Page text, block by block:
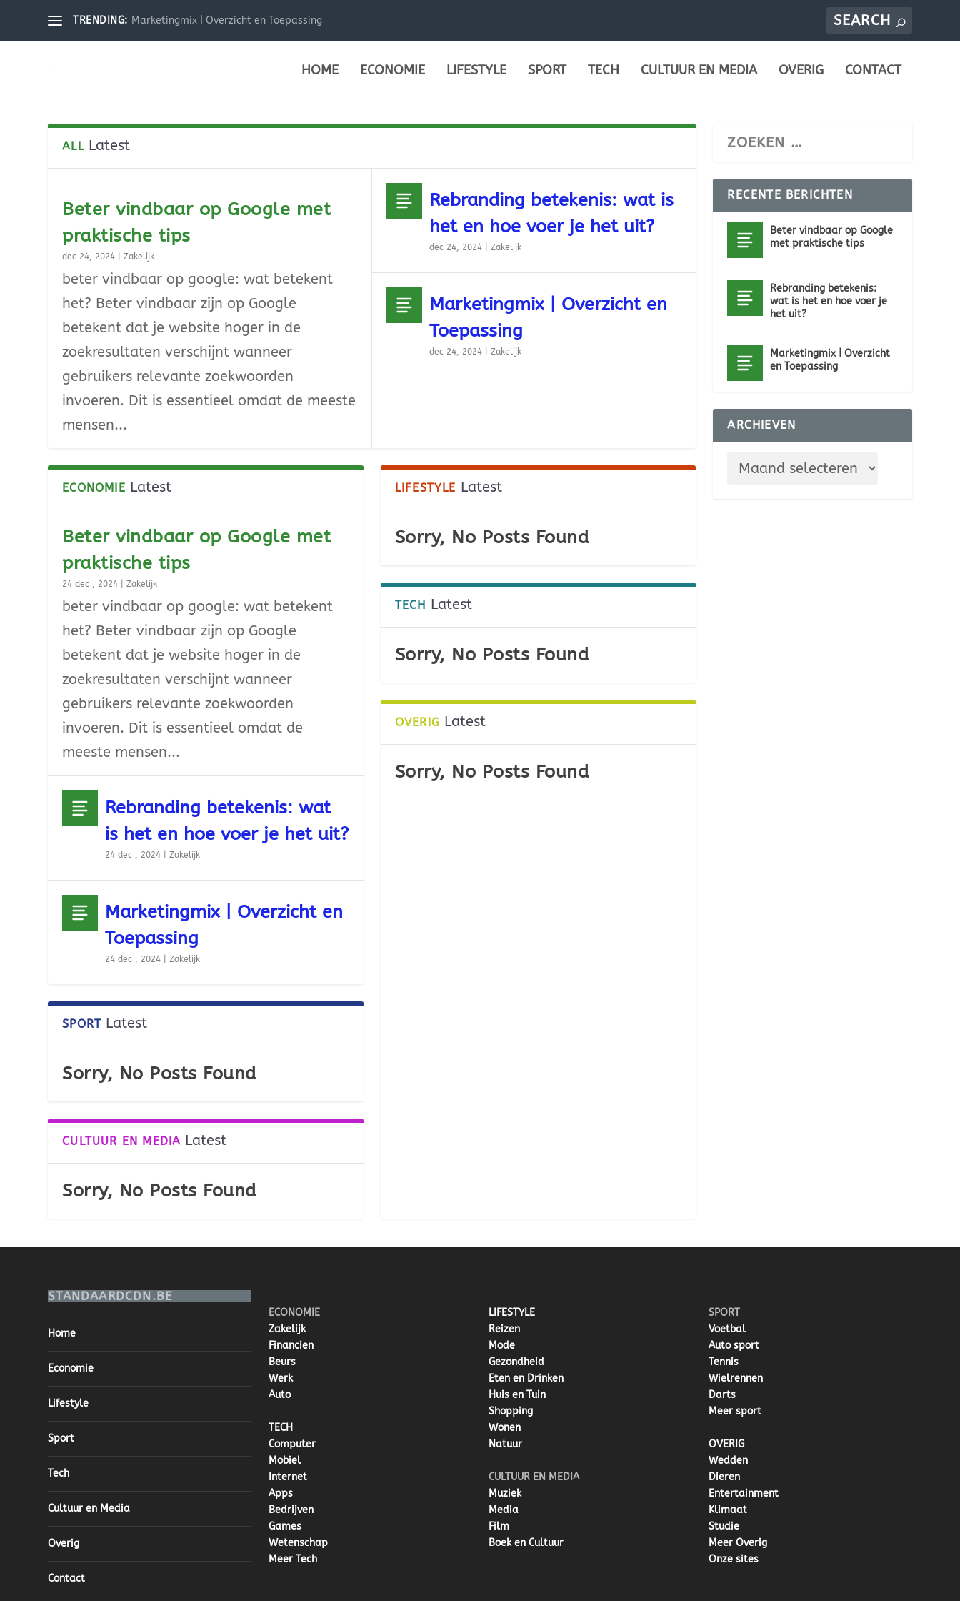
TRENDING: Marketingmix | Overzicht en Toepassing
HOME ECONOMIE LIFESTYLE SPORT TECH CULTUUR EN MEDIA OVERIG CONTACT
ALL Latest
Beter vindbaar op Google met
praktische tips
dec 24, 2024 |Zakelijk
beter vindbaar op google: wat betekent
het? Beter vindbaar zijn op Google
betekent dat je website hoger in de
zoekresultaten verschijnt wanneer
gebruikers relevante zoekwoorden
invoeren. Dit is essentieel omdat de meeste
mensen...
Rebranding betekenis: wat is
het en hoe voer je het uit?
dec 24, 2024| Zakelijk
Marketingmix | Overzicht en
Toepassing
dec 24, 2024| Zakelijk
ECONOMIE Latest
Beter vindbaar op Google met
praktische tips
24 dec , 2024 |Zakelijk
beter vindbaar op google: wat betekent
het? Beter vindbaar zijn op Google
betekent dat je website hoger in de
zoekresultaten verschijnt wanneer
gebruikers relevante zoekwoorden
invoeren. Dit is essentieel omdat de
meeste mensen...
Rebranding betekenis: wat
is het en hoe voer je het uit?
24 dec , 2024 |Zakelijk
Marketingmix | Overzicht en
Toepassing
24 dec , 2024 |Zakelijk
SPORT Latest
Sorry, No Posts Found
CULTUUR EN MEDIA Latest
Sorry, No Posts Found
LIFESTYLE Latest
Sorry, No Posts Found
TECH Latest
Sorry, No Posts Found
OVERIG Latest
Sorry, No Posts Found
RECENTE BERICHTEN
Beter vindbaar op Google
met praktische tips
Rebranding betekenis:
wat is het en hoe voer je
het uit?
Marketingmix | Overzicht
en Toepassing
ARCHIEVEN
STANDAARDCDN.BE
Home
Economie
Lifestyle
Sport
Tech
Cultuur en Media
Overig
Contact
ECONOMIE
Zakelijk
Financien
Beurs
Werk
Auto
TECH
Computer
Mobiel
Internet
Apps
Bedrijven
Games
Wetenschap
Meer Tech
LIFESTYLE
Reizen
Mode
Gezondheid
Eten en Drinken
Huis en Tuin
Shopping
Wonen
Natuur
CULTUUR EN MEDIA
Muziek
Media
Film
Boek en Cultuur
SPORT
Voetbal
Auto sport
Tennis
Wielrennen
Darts
Meer sport
OVERIG
Wedden
Dieren
Entertainment
Klimaat
Studie
Meer Overig
Onze sites